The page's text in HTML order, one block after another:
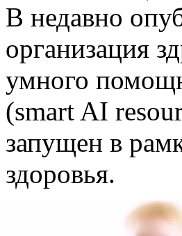
В недавно
организация
умного
(smart AI
запущен в
здоровья.